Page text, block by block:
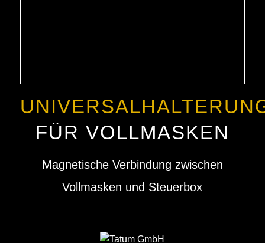
FÜR VOLLMASKEN
Magnetische Verbindung zwischen
Vollmasken und Steuerbox